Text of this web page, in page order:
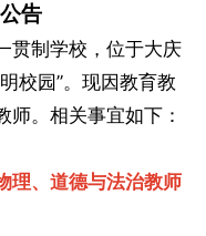
告
贯制学校，位于大庆
校园”。现因教育教
。相关事宜如下：
理、道德与法治教师